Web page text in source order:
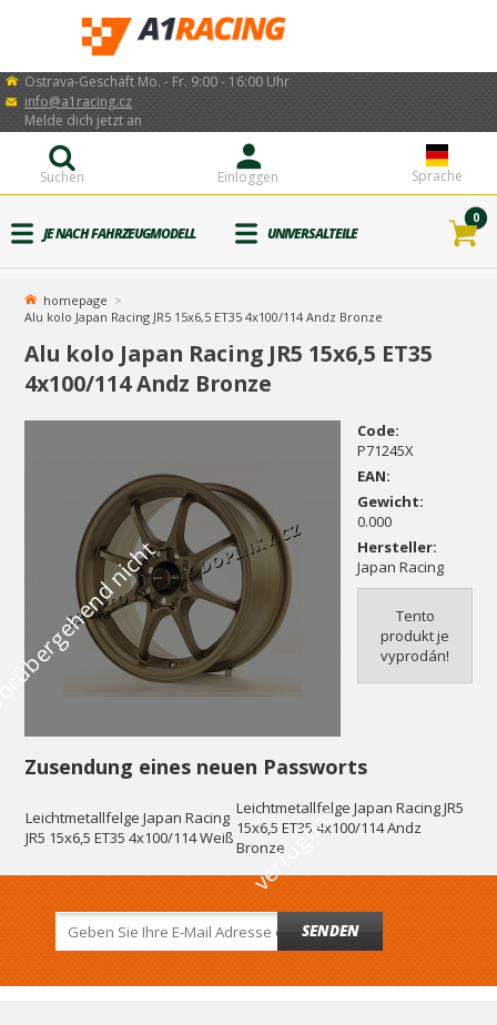
Ostrava-Geschäft Mo. - Fr. 9:00 - 16:00 Uhr
info@a1racing.cz
Sprache
Einloggen
Melde dich jetzt an
Suchen
JE NACH FAHRZEUGMODELL UNIVERSALTEILE
0
homepage
Alu kolo Japan Racing JR5 15x6,5 ET35 4x100/114 Andz Bronze
Alu kolo Japan Racing JR5 15x6,5 ET35
4x100/114 Andz Bronze
r
Code:
P71245X
EAN:
Gewicht:
0.000
Hersteller:
Japan Racing
Tento
produkt je
vyprodán!
Zusendung eines neuen Passworts
Leichtmetallfelge Japan Racing
JR5 15x6,5 ET35 4x100/114 Weiß
Leichtmetallfelge Japan Racing JR5
15x6,5 ET35 4x100/114 Andz
Bronze
SENDEN